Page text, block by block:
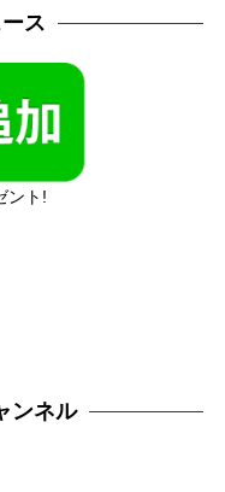
ス
ント!
ンネル